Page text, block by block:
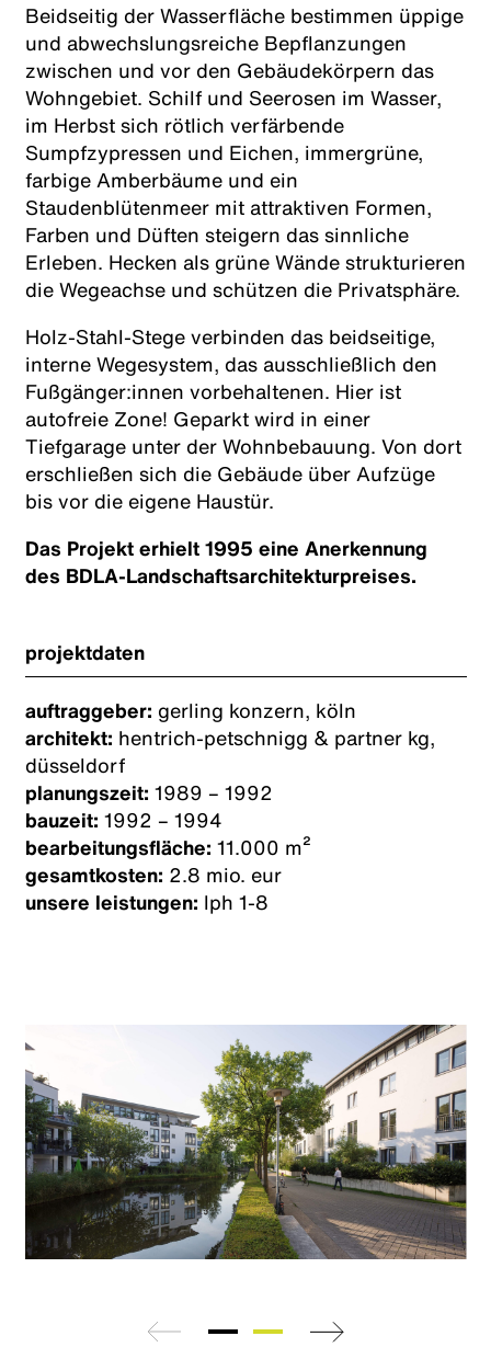
Beidseitig der Wasser­fläche bestimmen üppige
und abwechslungsreiche Bepflanzungen
zwischen und vor den Gebäudekörpern das
Wohngebiet. Schilf und Seerosen im Wasser,
im Herbst sich rötlich verfärbende
Sumpfzypressen und Eichen, immergrüne,
farbige Amberbäume und ein
Staudenblütenmeer mit attraktiven Formen,
Farben und Düften steigern das sinnliche
Erleben. Hecken als grüne Wände strukturieren
die Wegeachse und schützen die Privatsphäre.
Holz-Stahl-Stege verbinden das beidseitige,
interne Wege­system, das ausschließlich den
Fußgänger:innen vorbehaltenen. Hier ist
autofreie Zone! Geparkt wird in einer
Tiefgarage unter der Wohnbebauung. Von dort
erschließen sich die Gebäude über Aufzüge
bis vor die eigene Haustür.
Das Projekt erhielt 1995 eine Anerkennung
des BDLA-Landschaftsarchitekturpreises.
projektdaten
auftraggeber: gerling konzern, köln
architekt: hentrich-petschnigg & partner kg,
düsseldorf
planungszeit: 1989 – 1992
bauzeit: 1992 – 1994
bearbeitungsfläche: 11.000 m²
gesamtkosten: 2.8 mio. eur
unsere leistungen: lph 1-8
zurück weiter